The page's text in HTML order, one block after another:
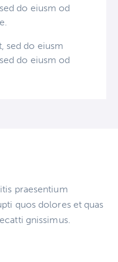
do eiusm od
sed do eiusm
do eiusm od
praesentium
quos dolores et quas
gnissimus.